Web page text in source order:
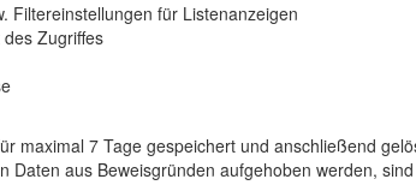
Filtereinstellungen für Listenanzeigen
Zugriffes
maximal 7 Tage gespeichert und anschließend
Daten aus Beweisgründen aufgehoben werden,